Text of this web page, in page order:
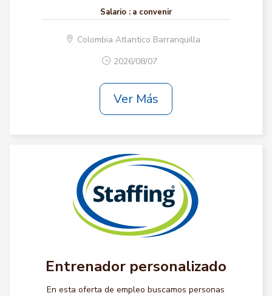
Salario : a convenir
Colombia Atlantico Barranquilla
2026/08/07
Ver Más
Entrenador personalizado
En esta oferta de empleo buscamos personas